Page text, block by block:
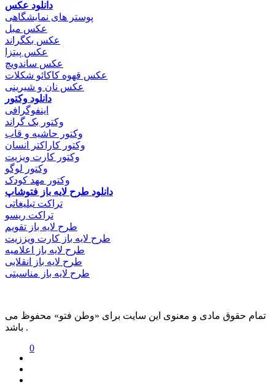
دانلود عکس
پوستر های نمایشگاهی
عکس مبل
عکس بکگراند
عکس پیتزا
عکس ساندویچ
عکس قهوه کاکائو شکلات
عکس نان و شیرینی
دانلود وکتور
اینفوگرافی
وکتور بک گراند
وکتور حاشیه و قاب
وکتور کاراکتر انسان
وکتور کارت ویزیت
وکتور لوگو
وکتور مهد کودک
دانلود طرح لایه باز فتوشاپ
تراکت تبلیغاتی
تراکت ریسو
طرح لایه باز تقویم
طرح لایه باز کارت ویززیت
طرح لایه باز اعلامیه
طرح لایه باز انقلابی
طرح لایه باز مناسبتی
تمام حقوق مادی و معنوی این سایت برای «وطن فتو» محفوظ می
باشد .
0